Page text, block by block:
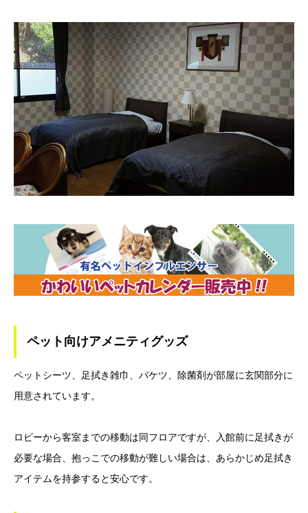
ペット向けアメニティグッズ
ペットシーツ、足拭き雑巾、バケツ、除菌剤が部屋に玄関部分に
用意されています。
ロビーから客室までの移動は同フロアですが、入館前に足拭きが
必要な場合、抱っこでの移動が難しい場合は、あらかじめ足拭き
アイテムを持参すると安心です。